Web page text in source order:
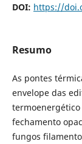
DOI: https://
Resumo
As pontes
envelope das
fechamento
fungos